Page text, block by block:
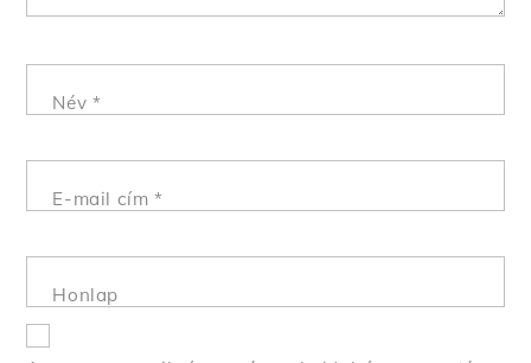
Név *
E-mail cím*
Honlap